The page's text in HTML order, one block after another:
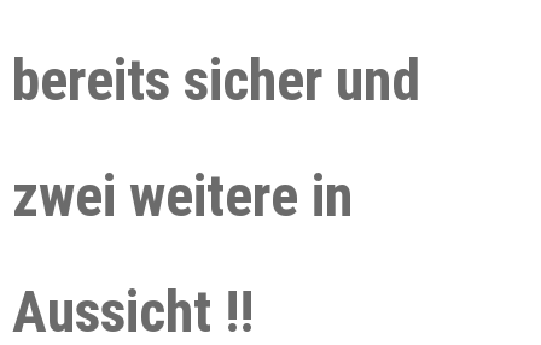
bereits sicher und
zwei weitere in
Aussicht !!